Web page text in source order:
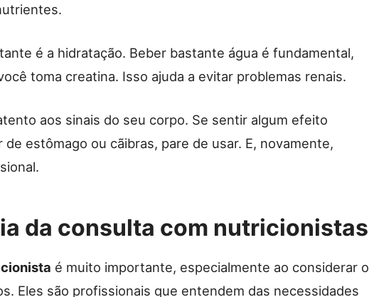
é a hidratação. Beber bastante água é fundamental,
toma creatina. Isso ajuda a evitar problemas renais.
aos sinais do seu corpo. Se sentir algum efeito
de estômago ou cãibras, pare de usar. E, novamente,
da consulta com nutricionistas
é muito importante, especialmente ao considerar o
Eles são profissionais que entendem das necessidades